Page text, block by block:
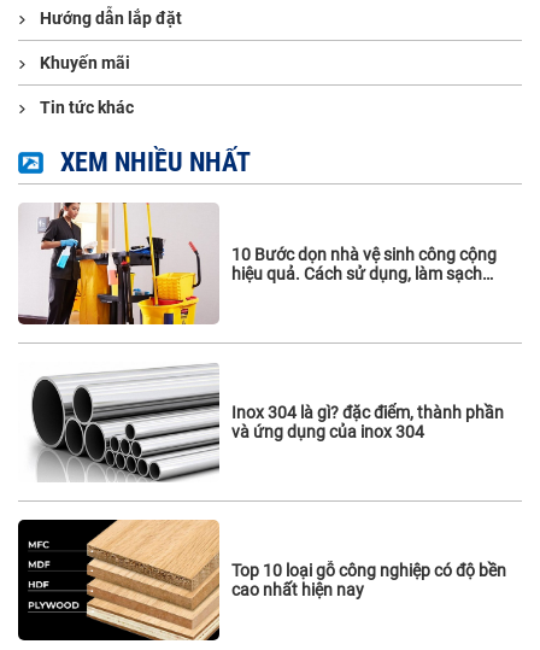
Hướng dẫn lắp đặt
Khuyến mãi
Tin tức khác
XEM NHIỀU NHẤT
10 Bước dọn nhà vệ sinh công cộng
hiệu quả. Cách sử dụng, làm sạch
Inox 304 là gì? đặc điểm, thành phần
và ứng dụng của inox 304
Top 10 loại gỗ công nghiệp có độ bền
cao nhất hiện nay